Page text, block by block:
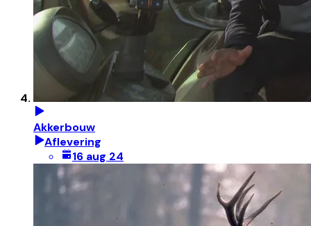
Akkerbouw
Aflevering
16 aug 24